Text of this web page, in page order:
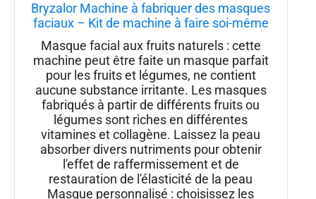
Bryzalor Machine à fabriquer des masques
faciaux – Kit de machine à faire soi-même
avec pilules de collagène pour le visage et
les yeux
Masque facial aux fruits naturels : cette
machine peut être faite un masque parfait
pour les fruits et légumes, ne contient
aucune substance irritante. Les masques
fabriqués à partir de différents fruits ou
légumes sont riches en différentes
vitamines et collagène. Laissez la peau
absorber divers nutriments pour obtenir
l'effet de raffermissement et de
restauration de l'élasticité de la peau
Masque personnalisé : choisissez les